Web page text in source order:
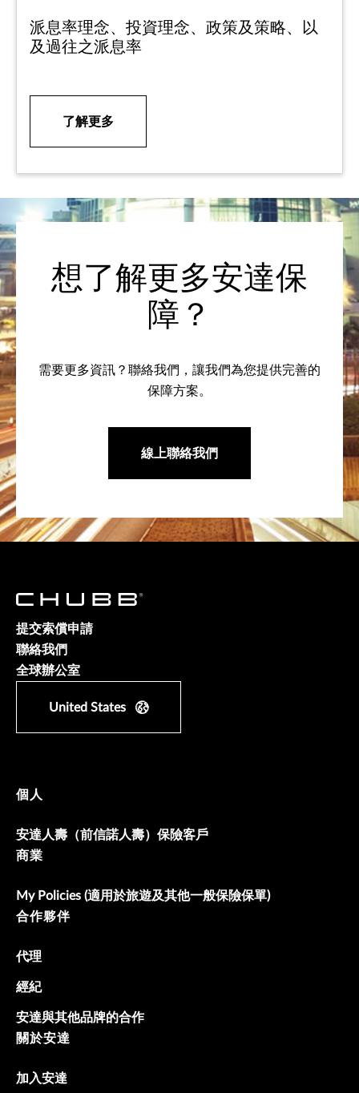
派息率理念、投資理念、政策及策略、以
及過往之派息率
了解更多
想了解更多安達保
障？
需要更多資訊？聯絡我們，讓我們為您提供完善的
保障方案。
線上聯絡我們
提交索償申請
聯絡我們
全球辦公室
United States
個人
安達人壽（前信諾人壽）保險客戶
商業
My Policies (適用於旅遊及其他一般保險保單)
合作夥伴
代理
經紀
安達與其他品牌的合作
關於安達
加入安達